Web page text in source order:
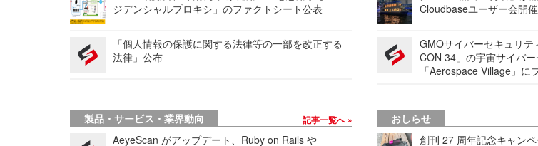
ジデンシャルプロキシ」のファクトシート公表
「個人情報の保護に関する法律等の一部を改正する
法律」公布
Cloudbaseユーザー会開
GMOサイバーセキュリ
CON 34」の宇宙サイバ
「Aerospace Village」に
製品・サービス・業界動向 記事一覧へ
AeyeScan がアップデート、Ruby on Rails や
おしらせ
創刊 27 周年記念キャン